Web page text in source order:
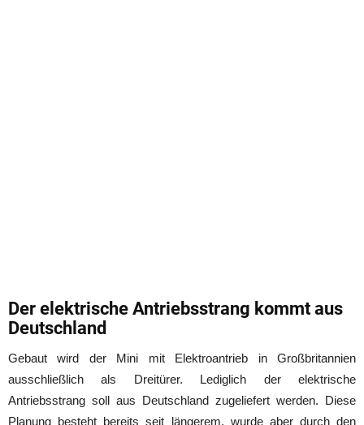
Der elektrische Antriebsstrang kommt aus
Deutschland
Gebaut wird der Mini mit Elektroantrieb in Großbritannien
ausschließlich als Dreitürer. Lediglich der elektrische
Antriebsstrang soll aus Deutschland zugeliefert werden. Diese
Planung besteht bereits seit längerem, wurde aber durch den